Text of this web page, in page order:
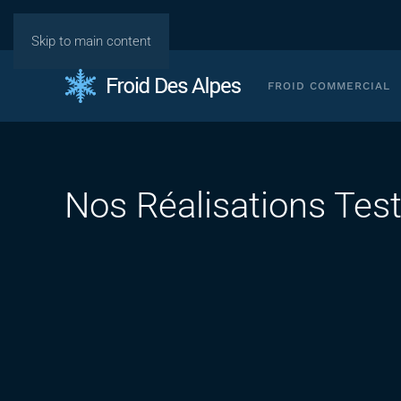
Skip to main content
FROID COMMERCIAL
Nos Réalisations Test